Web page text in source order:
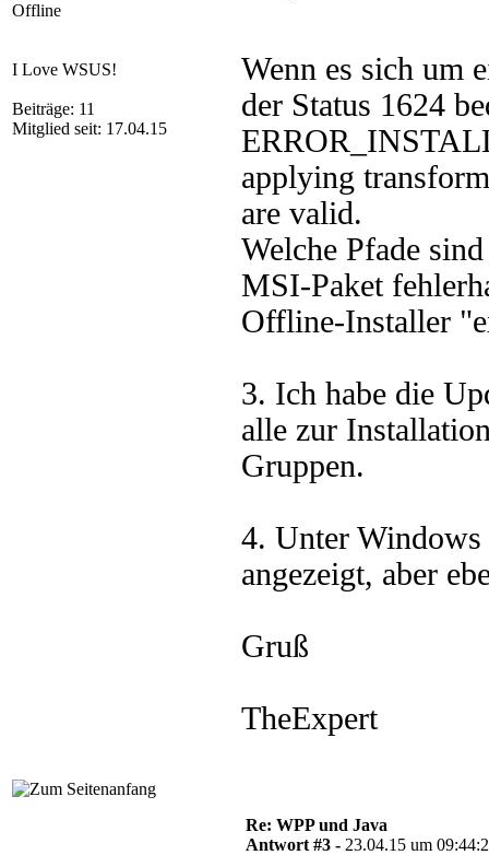
Offline
I Love WSUS!
Beiträge: 11
Mitglied seit: 17.04.15
Wenn es sich um
der Status 1624
applying
are valid.
Welche Pfade
MSI-Paket
Offline-Installer
3. Ich habe die
alle zur
Gruppen.
4. Unter
angezeigt, aber
Gruß
TheExpert
Re: WPP und Java
Antwort #3 - 23.04.15 um